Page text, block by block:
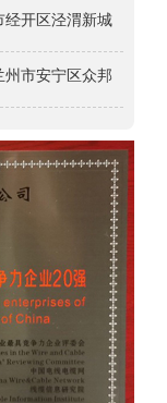
开区泾渭新城
市安宁区众邦